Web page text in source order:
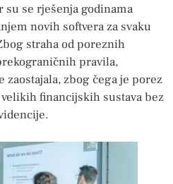
su se rješenja godinama
novih softvera za svaku
straha od poreznih
pravila,
zbog čega je porez
financijskih sustava bez